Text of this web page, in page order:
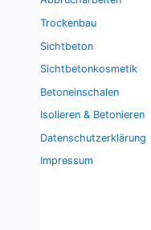
Trockenbau
Sichtbeton
Sichtbetonkosmetik
Betoneinschalen
Isolieren & Betonieren
Datenschutzerklärung
Impressum